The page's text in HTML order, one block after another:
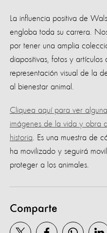
La influencia positiva de
engloba toda su carrera.
por tener una amplia
diapositivas, fotos y
representación visual de la
al bienestar animal.
Cliquea aquí para ver
imágenes de la vida y obra
historia. Es una muestra de
ha movilizado y seguirá
proteger a los animales.
Comparte